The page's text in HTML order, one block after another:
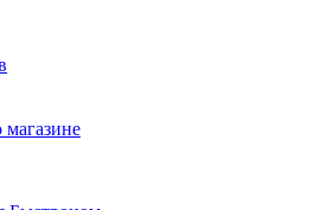
магазине